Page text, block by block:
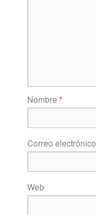
Nombre *
Correo electrónico
Web